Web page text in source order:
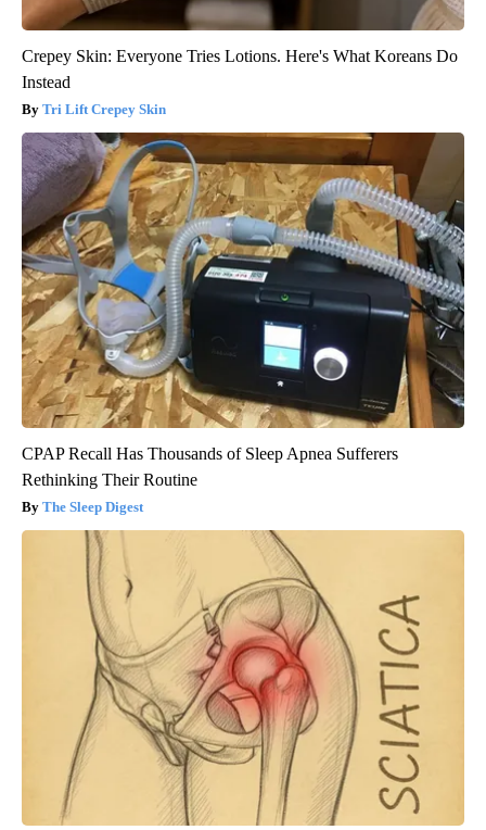
Crepey Skin: Everyone Tries Lotions. Here's What Koreans Do
Instead
Tri Lift Crepey Skin
CPAP Recall Has Thousands of Sleep Apnea Sufferers
Rethinking Their Routine
The Sleep Digest